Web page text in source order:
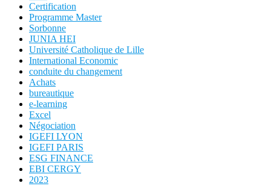
Certification
Programme Master
Sorbonne
JUNIA HEI
Université Catholique de Lille
International Economic
conduite du changement
Achats
bureautique
e-learning
Excel
Négociation
IGEFI LYON
IGEFI PARIS
ESG FINANCE
EBI CERGY
2023